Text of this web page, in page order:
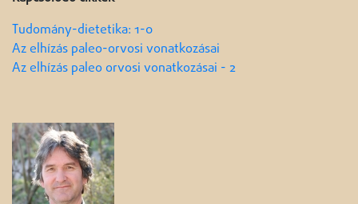
Tudomány-dietetika: 1-0
Az elhízás paleo-orvosi vonatkozásai
Az elhízás paleo orvosi vonatkozásai - 2